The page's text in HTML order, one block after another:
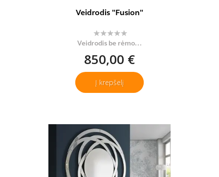
Veidrodis "Fusion"
Veidrodis be rėmo...
850,00 €
Į krepšelį